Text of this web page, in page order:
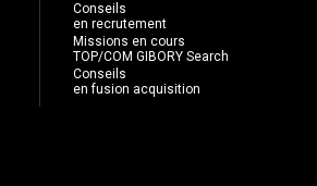
Conseils
en recrutement
Missions en cours
TOP/COM GIBORY Search
Conseils
en fusion acquisition